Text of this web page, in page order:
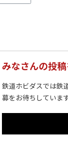
みなさんの投
鉄道ホビダスでは鉄
募をお待ちしていま